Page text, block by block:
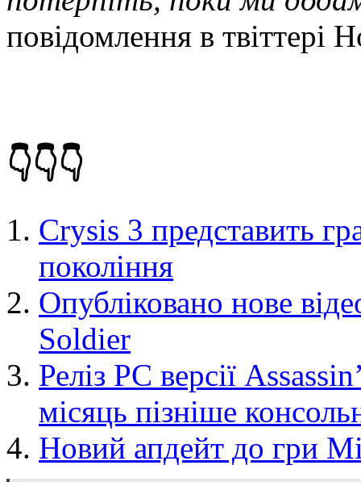
повідомлення в твіттері
👇👇👇
Crysis 3 представить
покоління
Опубліковано нове
Soldier
Реліз РС версії
місяць пізніше
Новий апдейт до гри